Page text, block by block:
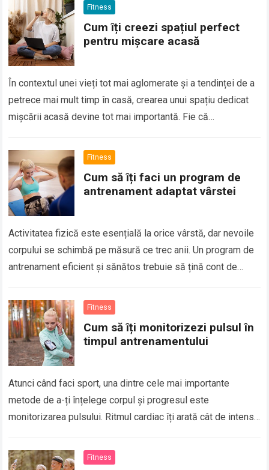
Fitness
Cum îți creezi spațiul perfect
pentru mișcare acasă
În contextul unei vieți tot mai aglomerate și a tendinței de a
petrece mai mult timp în casă, crearea unui spațiu dedicat
mișcării acasă devine tot mai importantă. Fie că…
Fitness
Cum să îți faci un program de
antrenament adaptat vârstei
Activitatea fizică este esențială la orice vârstă, dar nevoile
corpului se schimbă pe măsură ce trec anii. Un program de
antrenament eficient și sănătos trebuie să țină cont de
Fitness
Cum să îți monitorizezi pulsul în
timpul antrenamentului
Atunci când faci sport, una dintre cele mai importante
metode de a-ți înțelege corpul și progresul este
monitorizarea pulsului. Ritmul cardiac îți arată cât de intens
Fitness